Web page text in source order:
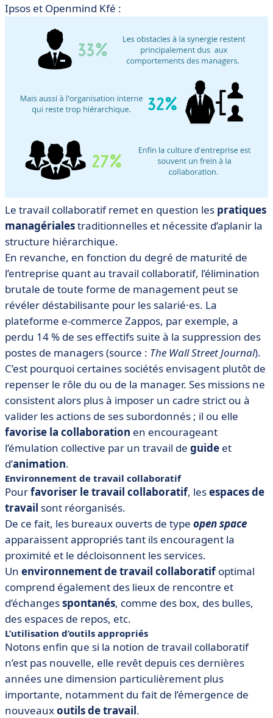
Ipsos et Openmind Kfé :
Le travail collaboratif remet en question les pratiques
managérialestraditionnelles et nécessite d’aplanir la
structure hiérarchique.
En revanche, en fonction du degré de maturité de
l’entreprise quant au travail collaboratif, l’élimination
brutale de toute forme de management peut se
révéler déstabilisante pour les salarié·es. La
plateforme e-commerce Zappos, par exemple, a
perdu 14 % de ses effectifs suite à la suppression des
postes de managers (source : The Wall Street Journal).
C’est pourquoi certaines sociétés envisagent plutôt de
repenser le rôle du ou de la manager. Ses missions ne
consistent alors plus à imposer un cadre strict ou à
valider les actions de ses subordonnés ; il ou elle
favorise la collaboration en encourageant
l’émulation collective par un travail de guide et
d’animation.
Environnement de travail collaboratif
Pourfavoriser le travail collaboratif, lesespaces de
travail sont réorganisés.
De ce fait, les bureaux ouverts de type open space
apparaissent appropriés tant ils encouragent la
proximité et le décloisonnent les services.
Un environnement de travail collaboratifoptimal
comprend également des lieux de rencontre et
d’échangesspontanés, comme des box, des bulles,
des espaces de repos, etc.
L’utilisation d’outils appropriés
Notons enfin que si la notion de travail collaboratif
n’est pas nouvelle, elle revêt depuis ces dernières
années une dimension particulièrement plus
importante, notamment du fait de l’émergence de
nouveauxoutils de travail.